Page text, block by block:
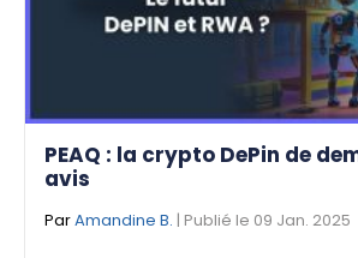
PEAQ : la crypto DePin de
avis
ParAmandine B. | Publié le 09 Jan. 2025